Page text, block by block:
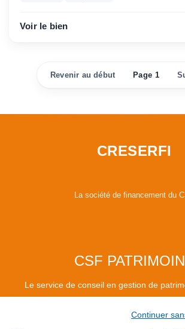
Voir le bien
Revenir au début Page 1
CRESERFI
La société de financement du
CSF
Le service de conseil en gestion de
Continuer